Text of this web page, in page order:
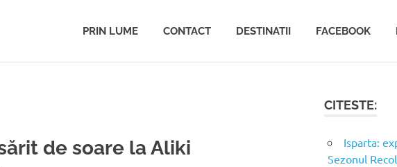
PRIN LUME CONTACT DESTINATII FACEBOOK
de soare la Aliki
CITESTE:
Isparta:
Sezonul